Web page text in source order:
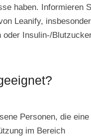
haben. Informieren
Leanify,
oder Insulin-/
Personen, die eine
im Bereich